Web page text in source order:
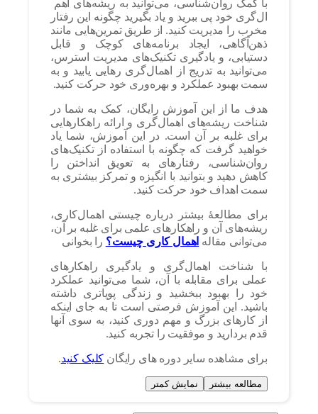
با کمک روان‌شناسی، می‌توانید به ریشه‌های اهم
ال‌گری خود پی ببرید و یاد بگیرید چگونه این رفتار
مخرب را مدیریت کنید. از طریق تمرین‌هایی مانند
ذهن‌آگاهی، ایجاد برنامه‌های کوچک و قابل
دستیابی، و یادگیری تکنیک‌های مدیریت استرس،
می‌توانید به تدریج از اهمال‌گری رهایی یابید و به
سمت بهبود عملکرد و بهره‌وری خود حرکت کنید.
هدف ما از این آموزش رایگان، کمک به شما در
شناخت ریشه‌های اهمال‌گری و ارائه راهکارهایی
برای غلبه بر آن است. در این آموزش، شما یاد
خواهید گرفت که چگونه با استفاده از تکنیک‌های
روان‌شناسی، رفتارهای به تعویق انداختن را
کاهش دهید و بتوانید با انگیزه و تمرکز بیشتری به
سمت اهداف خود حرکت کنید.
برای مطالعهٔ بیشتر درباره چیستی اهمال‌کاری،
ریشه‌های آن و راهکارهای علمی برای غلبه بر آن،
می‌توانی مقالهاهمال کاری چیست؟را بخوانی
با شناخت اهمال‌گری و یادگیری راهکارهای
عملی برای مقابله با آن، شما می‌توانید عملکرد
خود را بهبود ببخشید و زندگی پویاتری داشته
باشید. این آموزش فرصتی است تا به جای اینکه
از کارهای بزرگ و مهم دوری کنید، به سوی آنها
قدم بردارید و موفقیت را تجربه کنید.
برای مشاهده سایر دوره های رایگانکلیک کنید .
مطالعه بیشتر نمایش کمتر